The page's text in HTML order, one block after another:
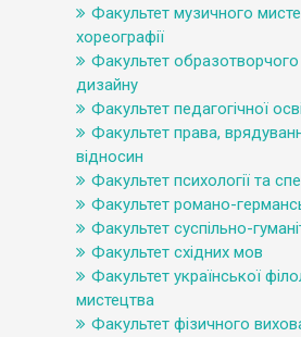
Факультет музичного
хореографії
Факультет образотворчого
дизайну
Факультет педагогічної
Факультет права,
відносин
Факультет психології та
Факультет романо-
Факультет суспільно-
Факультет східних мов
Факультет української
мистецтва
Факультет фізичного